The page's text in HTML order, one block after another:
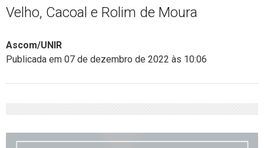
Velho, Cacoal e Rolim de Moura
Ascom/UNIR
Publicada em 07 de dezembro de 2022 às 10:06